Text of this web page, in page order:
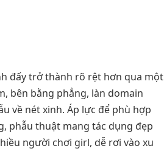
đấy trở thành rõ rệt hơn qua một
bên bằng phẳng, làn domain
về nét xinh. Áp lực để phù hợp
phẫu thuật mang tác dụng đẹp
người chơi girl, dễ rơi vào xu